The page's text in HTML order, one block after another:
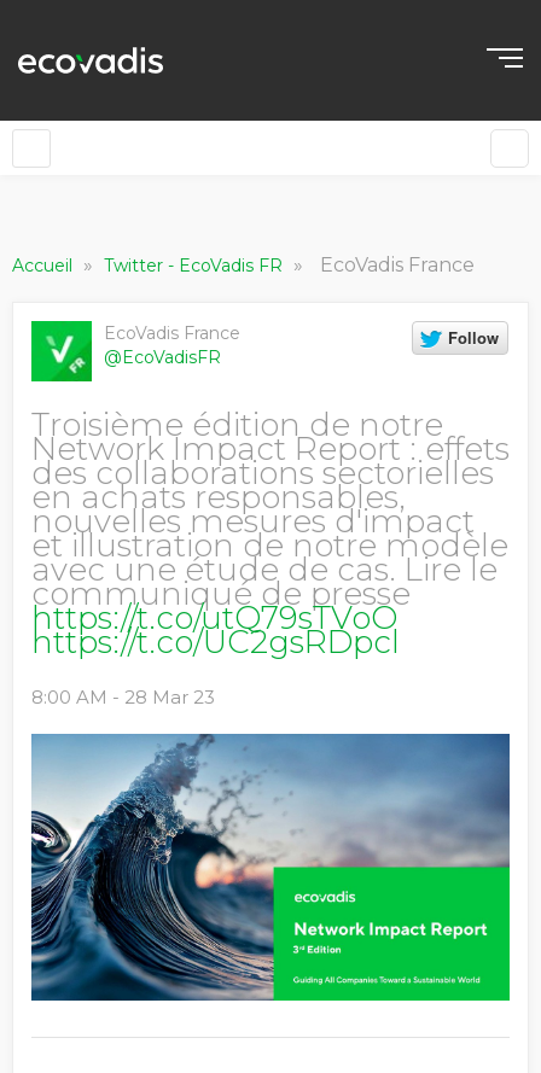
Accueil » Twitter - EcoVadis FR » EcoVadis France
EcoVadis France
@EcoVadisFR
Troisième édition de notre
Network Impact Report : effets
des collaborations sectorielles
en achats responsables,
nouvelles mesures d'impact
et illustration de notre modèle
avec une étude de cas. Lire le
communiqué de presse
https://t.co/utQ79sTVoO
https://t.co/UC2gsRDpcl
8:00 AM - 28 Mar 23